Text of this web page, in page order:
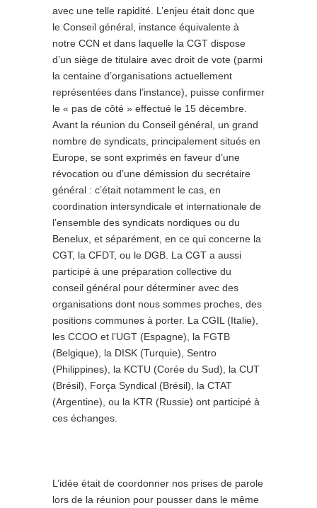
avec une telle rapidité. L’enjeu était donc que
le Conseil général, instance équivalente à
notre CCN et dans laquelle la CGT dispose
d’un siège de titulaire avec droit de vote (parmi
la centaine d’organisations actuellement
représentées dans l’instance), puisse confirmer
le « pas de côté » effectué le 15 décembre.
Avant la réunion du Conseil général, un grand
nombre de syndicats, principalement situés en
Europe, se sont exprimés en faveur d’une
révocation ou d’une démission du secrétaire
général : c’était notamment le cas, en
coordination intersyndicale et internationale de
l’ensemble des syndicats nordiques ou du
Benelux, et séparément, en ce qui concerne la
CGT, la CFDT, ou le DGB. La CGT a aussi
participé à une préparation collective du
conseil général pour déterminer avec des
organisations dont nous sommes proches, des
positions communes à porter. La CGIL (Italie),
les CCOO et l’UGT (Espagne), la FGTB
(Belgique), la DISK (Turquie), Sentro
(Philippines), la KCTU (Corée du Sud), la CUT
(Brésil), Força Syndical (Brésil), la CTAT
(Argentine), ou la KTR (Russie) ont participé à
ces échanges.
L’idée était de coordonner nos prises de parole
lors de la réunion pour pousser dans le même